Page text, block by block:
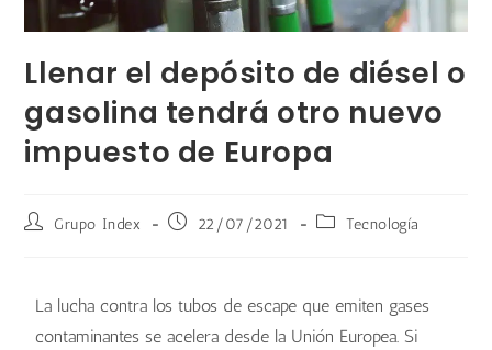
Llenar el depósito de diésel o
gasolina tendrá otro nuevo
impuesto de Europa
Grupo Index 22/07/2021 Tecnología
La lucha contra los tubos de escape que emiten gases
contaminantes se acelera desde la Unión Europea. Si